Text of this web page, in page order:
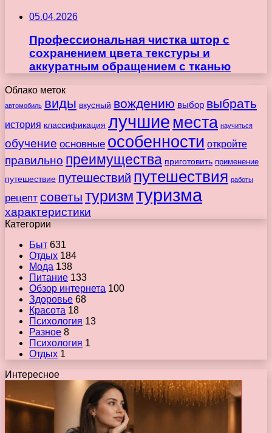
05.04.2026
Профессиональная чистка штор с
сохранением цвета текстуры и
аккуратным обращением с тканью
Облако меток
автомобиль виды вкусный вождению выбор выбрать
история классификация лучшиеместа научиться
обучение основные особенности откройте
правильно преимущества приготовить применение
путешествие путешествий путешествия работы
рецепт советы туризмтуризма
характеристики
Категории
Быт 631
Отдых 184
Мода 138
Питание 133
Обзор интернета 100
Здоровье 68
Красота 18
Психология 13
Разное 8
Психология 1
Отдых 1
Интересное